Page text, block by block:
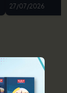
27/07/2026